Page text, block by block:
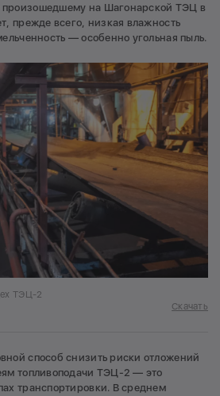
произошедшему на Шагонарской ТЭЦ в
прежде всего, низкая влажность
— особенно угольная пыль.
ТЭЦ-2
Скачать
способ снизить риски отложений
топливоподачи ТЭЦ-2 — это
транспортировки. В среднем